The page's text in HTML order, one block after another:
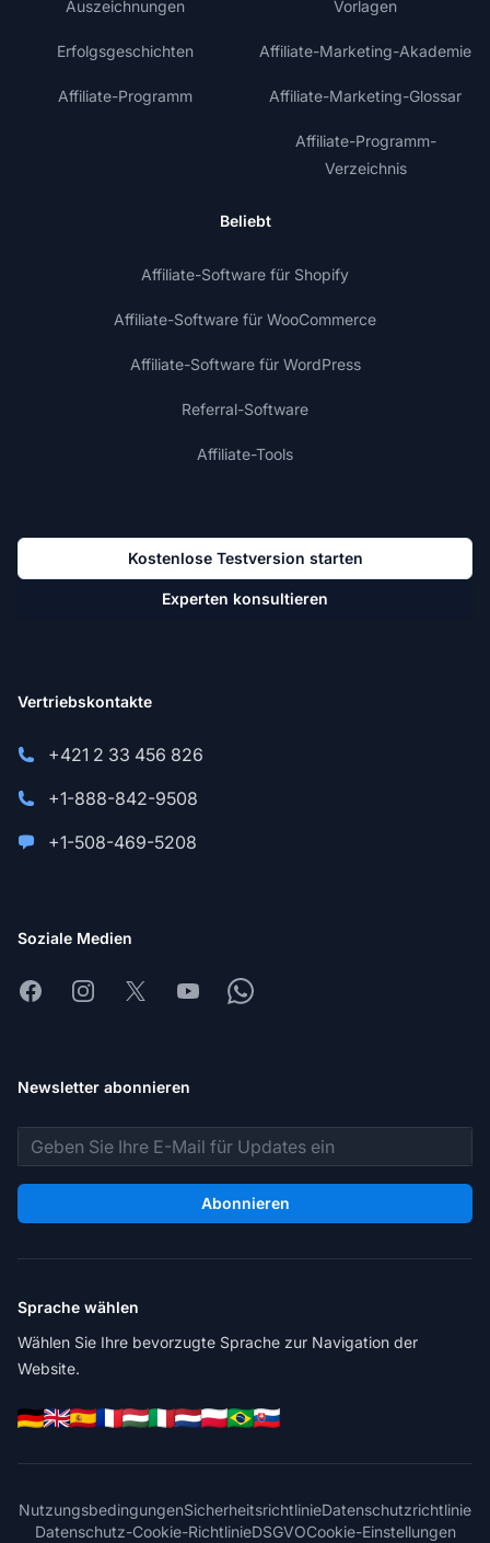
Auszeichnungen
Erfolgsgeschichten
Affiliate-Programm
Vorlagen
Affiliate-Marketing-Akademie
Affiliate-Marketing-Glossar
Affiliate-Programm-
Verzeichnis
Beliebt
Affiliate-Software für Shopify
Affiliate-Software für WooCommerce
Affiliate-Software für WordPress
Referral-Software
Affiliate-Tools
Kostenlose Testversion starten
Experten konsultieren
Vertriebskontakte
+421 2 33 456 826
+1-888-842-9508
+1-508-469-5208
Soziale Medien
FacebookInstagram
X YoutubeWhatsapp
Newsletter abonnieren
E-Mail-Adresse
Abonnieren
Sprache wählen
Wählen Sie Ihre bevorzugte Sprache zur Navigation der
Website.
NutzungsbedingungenSicherheitsrichtlinieDatenschutzrichtlinie
Datenschutz-Cookie-RichtlinieDSGVOCookie-Einstellungen